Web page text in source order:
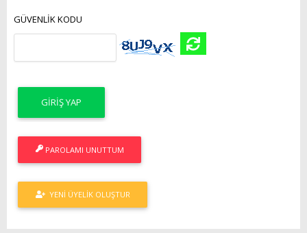
GÜVENLİK KODU
PAROLAMI UNUTTUM
YENI ÜYELIK OLUŞTUR